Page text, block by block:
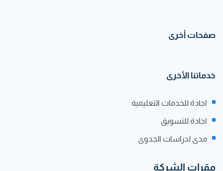
صفحات أخرى
خدماتنا الأخرى
اجادة للخدمات التعليمية
اجادة للتسويق
مدى لدراسات الجدوى
مقرات الشركة